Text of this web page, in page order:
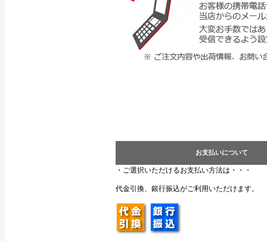
お支払いについて
・ご選択いただけるお支払い方法は・・・
代金引換、銀行振込がご利用いただけます。